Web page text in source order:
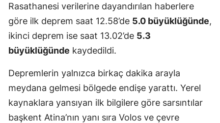
Rasathanesi verilerine dayandırılan haberlere
göre ilk deprem saat 12.58’de 5.0 büyüklüğünde,
ikinci deprem ise saat 13.02’de 5.3
büyüklüğünde kaydedildi.
Depremlerin yalnızca birkaç dakika arayla
meydana gelmesi bölgede endişe yarattı. Yerel
kaynaklara yansıyan ilk bilgilere göre sarsıntılar
başkent Atina’nın yanı sıra Volos ve çevre